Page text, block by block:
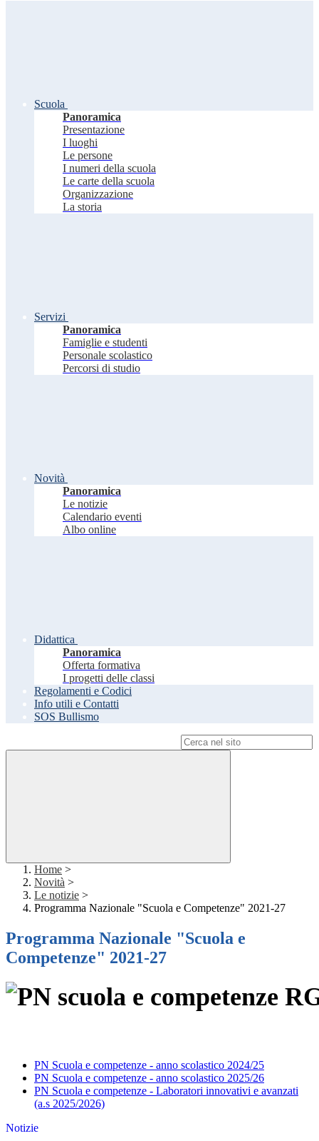
Scuola
Panoramica
Presentazione
I luoghi
Le persone
I numeri della scuola
Le carte della scuola
Organizzazione
La storia
Servizi
Panoramica
Famiglie e studenti
Personale scolastico
Percorsi di studio
Novità
Panoramica
Le notizie
Calendario eventi
Albo online
Didattica
Panoramica
Offerta formativa
I progetti delle classi
Regolamenti e Codici
Info utili e Contatti
SOS Bullismo
Home >
Novità >
Le notizie >
Programma Nazionale "Scuola e Competenze" 2021-27
Programma Nazionale "Scuola e
Competenze" 2021-27
PN Scuola e competenze - anno scolastico 2024/25
PN Scuola e competenze - anno scolastico 2025/26
PN Scuola e competenze - Laboratori innovativi e avanzati
(a.s 2025/2026)
Notizie